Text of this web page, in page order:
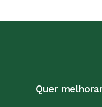
Quer